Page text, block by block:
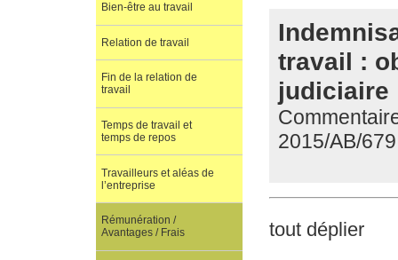
travail :
judiciaire
2015/AB/679
tout déplier
Bien-être au travail
Relation de travail
Fin de la relation de
travail
Temps de travail et
temps de repos
Travailleurs et aléas de
l’entreprise
Rémunération /
Avantages / Frais